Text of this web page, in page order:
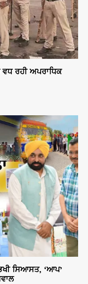
ਵਧ ਰਹੀ ਅਪਰਾਧਿਕ
ਸਿਆਸਤ, ‘ਆਪ’